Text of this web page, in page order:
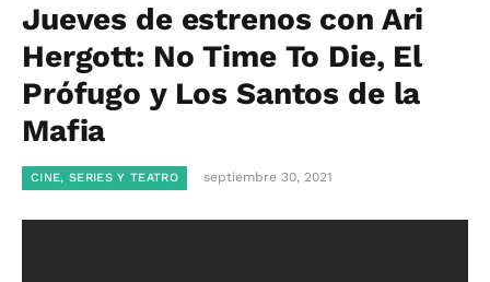
Jueves de estrenos con Ari
Hergott: No Time To Die, El
Prófugo y Los Santos de la
Mafia
CINE, SERIES Y TEATRO septiembre 30, 2021